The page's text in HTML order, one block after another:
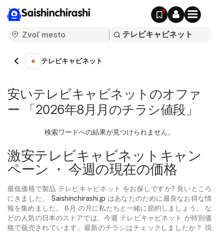
Saishinchirashi
テレビキャビネット
安いテレビキャビネットのオファ
ー 「2026年8月月のチラシ値段」
検索ワードへの結果が見つけられません。
激安テレビキャビネットキャン
ペーン ・ 今週の現在の価格
最低価格で製品 テレビキャビネット をお探しですか? 良いところ
にきました。 Saishinchirashi.jp はあなたのために最良なお得な情
報を集めました。 8月 の月に私たちと一緒に節約しましょう。 な
どの人気の日本のストアでは、今週 テレビキャビネット が特別価
格で販売されています。最新のチラシはチェックしましたか？ 現